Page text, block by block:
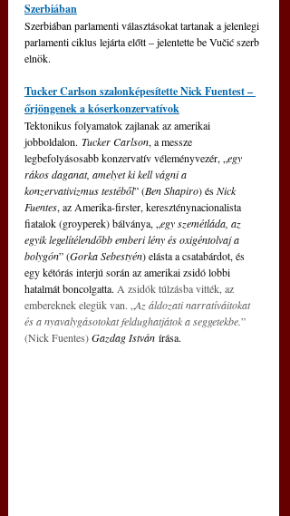
Szerbiában
Szerbiában parlamenti választásokat tartanak a jelenlegi
parlamenti ciklus lejárta előtt – jelentette be Vučić szerb
elnök.
Tucker Carlson szalonképesítette Nick Fuentest –
őrjöngenek a kóserkonzervatívok
Tektonikus folyamatok zajlanak az amerikai
jobboldalon. Tucker Carlson, a messze
legbefolyásosabb konzervatív véleményvezér, „egy
rákos daganat, amelyet ki kell vágni a
konzervativizmus testéből” (Ben Shapiro) és Nick
Fuentes, az Amerika-firster, kereszténynacionalista
fiatalok (groyperek) bálványa, „egy szemétláda, az
egyik legelítélendőbb emberi lény és oxigéntolvaj a
bolygón” (Gorka Sebestyén) elásta a csatabárdot, és
egy kétórás interjú során az amerikai zsidó lobbi
hatalmát boncolgatta. A zsidók túlzásba vitték, az
embereknek elegük van. „ Az áldozati narratíváitokat
és a nyavalygásotokat feldughatjátok a seggetekbe.”
(Nick Fuentes) Gazdag István írása.